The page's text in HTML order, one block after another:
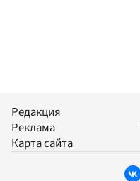
Редакция
Реклама
Карта сайта